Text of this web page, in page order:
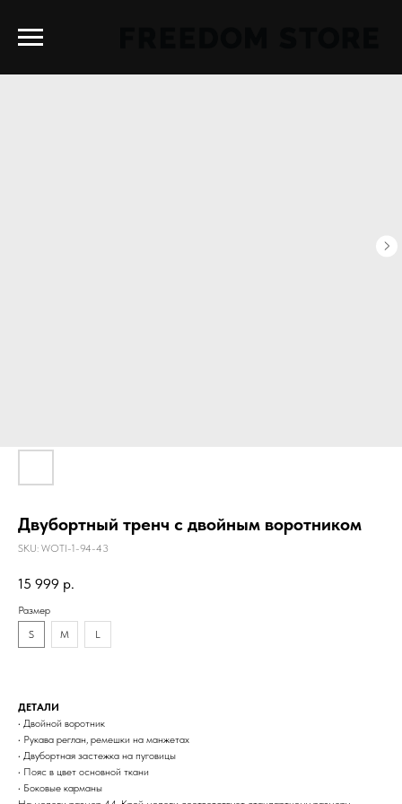
Двубортный тренч с двойным воротником
SKU: WOTI-1-94-43
15 999 р.
Размер
S
M L
ДЕТАЛИ
• Двойной воротник
• Рукава реглан, ремешки на манжетах
• Двубортная застежка на пуговицы
• Пояс в цвет основной ткани
• Боковые карманы